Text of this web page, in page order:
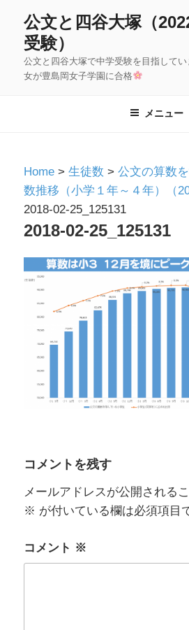
公文と四谷大塚（
受験）
公文と四谷大塚で中学受験を目指してい
女が豊島岡女子学園に合格
メニュー
Home> 生徒数 > 公文の算数
数推移（小学１年～４年）（
2018-02-25_125131
2018-02-25_125131
コメントを残す
メールアドレスが公開される
※ が付いている欄は必須項目
コメント ※